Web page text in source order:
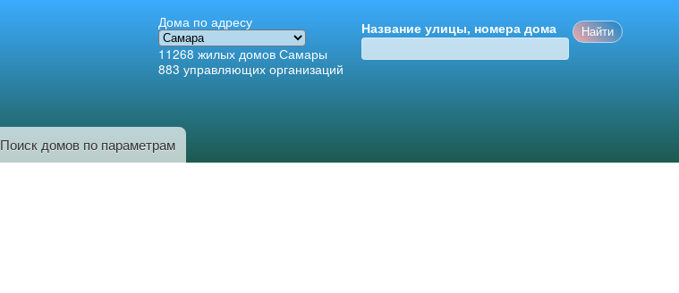
Дома по адресу
11268 жилых домов Самары
883 управляющих организаций
Название улицы, номера дома
Поиск домов по параметрам